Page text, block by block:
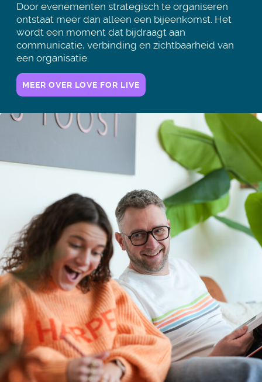
Door evenementen strategisch te organiseren
ontstaat meer dan alleen een bijeenkomst. Het
wordt een moment dat bijdraagt aan
communicatie, verbinding en zichtbaarheid van
een organisatie.
MEER OVER LOVE FOR LIVE